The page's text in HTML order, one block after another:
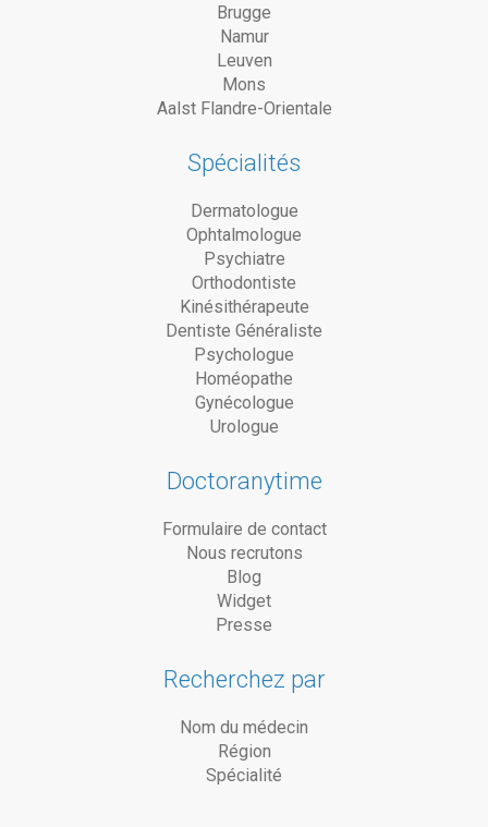
Brugge
Namur
Leuven
Mons
Aalst Flandre-Orientale
Spécialités
Dermatologue
Ophtalmologue
Psychiatre
Orthodontiste
Kinésithérapeute
Dentiste Généraliste
Psychologue
Homéopathe
Gynécologue
Urologue
Doctoranytime
Formulaire de contact
Nous recrutons
Blog
Widget
Presse
Recherchez par
Nom du médecin
Région
Spécialité